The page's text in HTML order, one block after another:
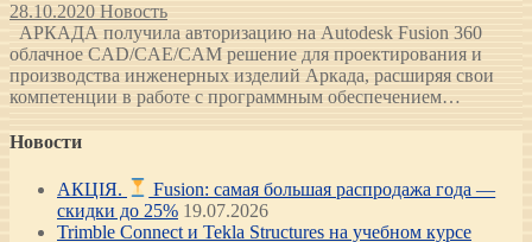
28.10.2020 Новость
АРКАДА получила авторизацию на Autodesk Fusion 360
облачное CAD/CAE/CAM решение для проектирования и
производства инженерных изделий Аркада, расширяя свои
компетенции в работе с программным обеспечением…
Новости
АКЦІЯ.
Fusion: самая большая распродажа года —
скидки до 25% 19.07.2026
Trimble Connect и Tekla Structures на учебном курсе